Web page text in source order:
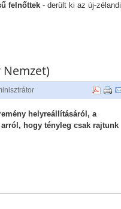
felnőttek- derült ki az új-zélandi
helyreállításáról, a
hogy tényleg csak rajtunk